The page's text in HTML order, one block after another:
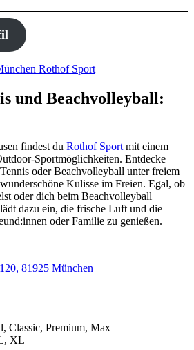
und Beachvolleyball:
findest du Rothof Sport mit einem
Sportmöglichkeiten. Entdecke
oder Beachvolleyball unter freiem
Kulisse im Freien. Egal, ob
oder dich beim Beachvolleyball
dazu ein, die frische Luft und die
oder Familie zu genießen.
81925 München
Classic, Premium, Max
XL